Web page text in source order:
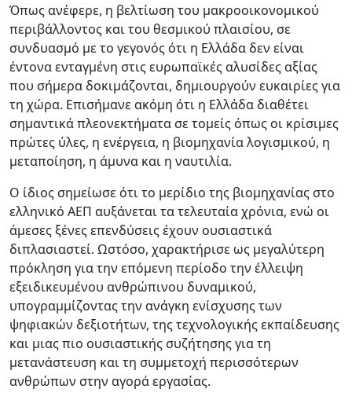
Όπως ανέφερε, η βελτίωση του μακροοικονομικού
περιβάλλοντος και του θεσμικού πλαισίου, σε
συνδυασμό με το γεγονός ότι η Ελλάδα δεν είναι
έντονα ενταγμένη στις ευρωπαϊκές αλυσίδες αξίας
που σήμερα δοκιμάζονται, δημιουργούν ευκαιρίες για
τη χώρα. Επισήμανε ακόμη ότι η Ελλάδα διαθέτει
σημαντικά πλεονεκτήματα σε τομείς όπως οι κρίσιμες
πρώτες ύλες, η ενέργεια, η βιομηχανία λογισμικού, η
μεταποίηση, η άμυνα και η ναυτιλία.
Ο ίδιος σημείωσε ότι το μερίδιο της βιομηχανίας στο
ελληνικό ΑΕΠ αυξάνεται τα τελευταία χρόνια, ενώ οι
άμεσες ξένες επενδύσεις έχουν ουσιαστικά
διπλασιαστεί. Ωστόσο, χαρακτήρισε ως μεγαλύτερη
πρόκληση για την επόμενη περίοδο την έλλειψη
εξειδικευμένου ανθρώπινου δυναμικού,
υπογραμμίζοντας την ανάγκη ενίσχυσης των
ψηφιακών δεξιοτήτων, της τεχνολογικής εκπαίδευσης
και μιας πιο ουσιαστικής συζήτησης για τη
μετανάστευση και τη συμμετοχή περισσότερων
ανθρώπων στην αγορά εργασίας.